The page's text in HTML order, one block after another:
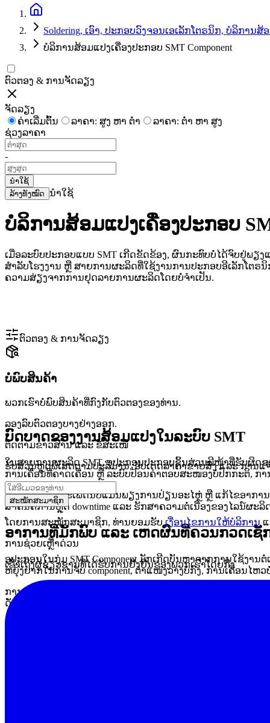
Soldering, ເອົາ, ປະກອບວົງຈອນເອເລັກໂຕຣນິກ, ບໍລິການສ້
ບໍລິການສ້ອມແປງເຄື່ອງປະກອບ SMT Component
ຕົວຕອງ & ການຈັດລຽງ
ຈັດລຽງ
ຄ່າເລີ່ມຕົ້ນ
ລາຄາ: ສູງ ຫາ ຕໍ່າ
ລາຄາ: ຕໍ່າ ຫາ ສູງ
ຊ່ວງລາຄາ
-
ນຳໃຊ້
ລ້າງທັງໝົດ
ນຳໃຊ້
ບໍລິການສ້ອມແປງເຄື່ອງປະກອບ
ເມື່ອລະບົບປະກອບແບບ SMT ເກີດຂັດຂ້ອງ, ຜົນກະທົບບໍ່ໄດ້ຈົບຢູ່ພ
ສຳລັບໂຮງງານ ຫຼື ສາຍການຜະລິດທີ່ໃຊ້ງານການປະກອບອີເລັກໂຕຣ
ຄວາມສ່ຽງຈາກການຢຸດລາຍການຜະລິດໂດຍບໍ່ຈຳເປັນ.
ບົດບາດຂອງງານສ້ອມແປງໃນລະບົບ SMT
ໃນສາຍການຜະລິດ SMT, ອຸປະກອນປະກອບຊິ້ນສ່ວນມີໜ້າທີ່ຮັບຜິດຊ
ການເຄື່ອນທີ່ຄາດເຄື່ອນ ຫຼື ລະບົບປ້ອນຄ່າຕອບສະໜອງບໍ່ປົກກະຕິ, ກ
ການສ້ອມແປງປະເພດນີ້ບໍ່ແມ່ນພຽງການປ່ຽນອະໄຫຼ່ ຫຼື ແກ້ໄຂອາກາ
ສຳຄັນຄືການຫຼຸດ downtime ແລະ ຮັກສາຄວາມຕໍ່ເນື່ອງຂອງໄລນ໌ຜະລິ
ອາການທີ່ມັກພົບ ແລະ ເຫດຜົນທີ່ຄວນກວດເຊັ
ອຸປະກອນໃນກຸ່ມ SMT Component ມັກເກີດບັນຫາຈາກການໃຊ້ງ
ຫຍຸ້ງຍາກໃນການຈັບ component, ຕຳແໜ່ງວາງບໍ່ກົງ, ການເຄື່ອນໄ
ການເຂົ້າກວດສອບໄວຊ່ວຍຫຼຸດການລຸກລາມໄປສູ່ສ່ວນອື່ນຂອງລະບົບ
ດັ່ງນັ້ນ
ຕົວຕອງ & ການຈັດລຽງ
ບໍ່ພົບສິນຄ້າ
ພວກເຮົາບໍ່ພົບສິນຄ້າທີ່ກົງກັບຕົວຕອງຂອງທ່ານ.
ລອງລົບຕົວຕອງບາງຢ່າງອອກ.
ຕິດຕາມຂ່າວສານ ແລະ ຂໍ້ສະເໜີ
ຮັບສ່ວນຫຼຸດພິເສດຕາມປະລິມານ, ອັບເດດລາຄາຂາຍສົ່ງ ແລະ ການແ
ສະໝັກສະມາຊິກ
ໂດຍການສະໝັກສະມາຊິກ, ທ່ານຍອມຮັບເງື່ອນໄຂການໃຫ້ບໍລິການແ
ການຊ່ວຍເຫຼືໍາດ່ວນ
ເຂົ້າເຖິງຜູ້ຊ່ຽວຊານທີ່ໄດ້ຮັບການຢັ້ງຢືນຂອງພວກເຮົາໂດຍກົງ